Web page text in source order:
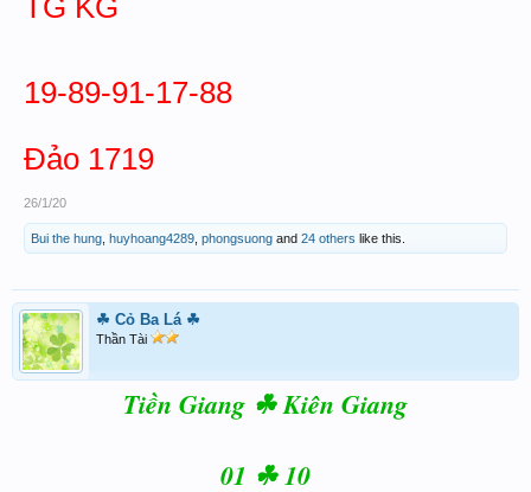
19-89-91-17-88
Đảo 1719
26/1/20
Bui the hung huyhoang4289 phongsuong and 24 others like this.
☘ Cỏ Ba Lá ☘
Thần Tài
Tiền Giang ☘ Kiên Giang
01 ☘ 10